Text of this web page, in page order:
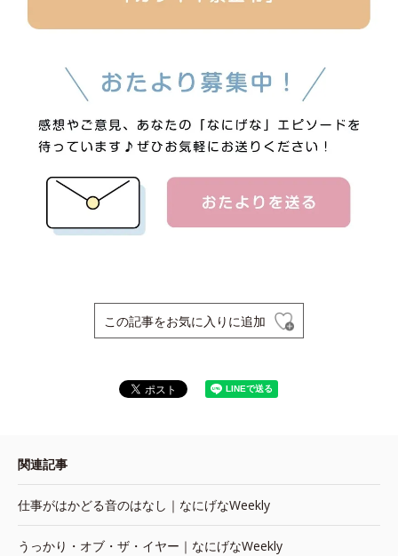
この記事をお気に入りに追加
関連記事
仕事がはかどる音のはなし｜なにげなWeekly
うっかり・オブ・ザ・イヤー｜なにげなWeekly